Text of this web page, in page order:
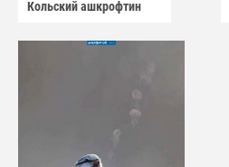
Кольский ашкрофтин